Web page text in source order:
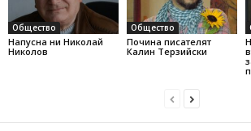
Общество
Напусна ни Николай
Николов
Общество
Почина писателят
Калин Терзийски